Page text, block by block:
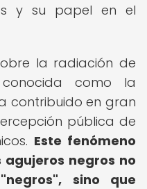
y su papel en el
la radiación de
como la
contribuido en gran
pública de
Este fenómeno
negros no
sino que